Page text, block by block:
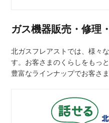
ガス機器販売・修理
北ガスフレアストでは、様々
す。お客さまのくらしをもっと
豊富なラインナップでお客さ